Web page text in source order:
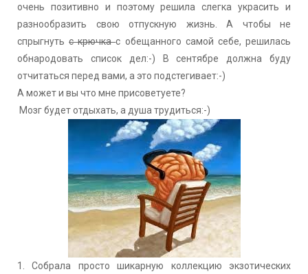
очень позитивно и поэтому решила слегка украсить и
разнообразить свою отпускную жизнь. А чтобы не
спрыгнутьс крючкас обещанного самой себе, решилась
обнародовать список дел:-) В сентябре должна буду
отчитаться перед вами, а это подстегивает:-)
А может и вы что мне присоветуете?
Мозг будет отдыхать, а душа трудиться:-)
1. Собрала просто шикарную коллекцию экзотических